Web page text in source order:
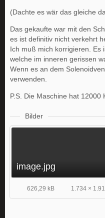
(Dachte es wär das gleiche
Das gekaufte war mit den
es ist definitiv nicht verkehrt
Ich muß mich korrigieren. Es
welche im inneren gerissen
Wenn es an dem
verwenden.
P.S. Die Maschine hat 12000
Bilder
image.jpg
626,29 kB 1.734 ×